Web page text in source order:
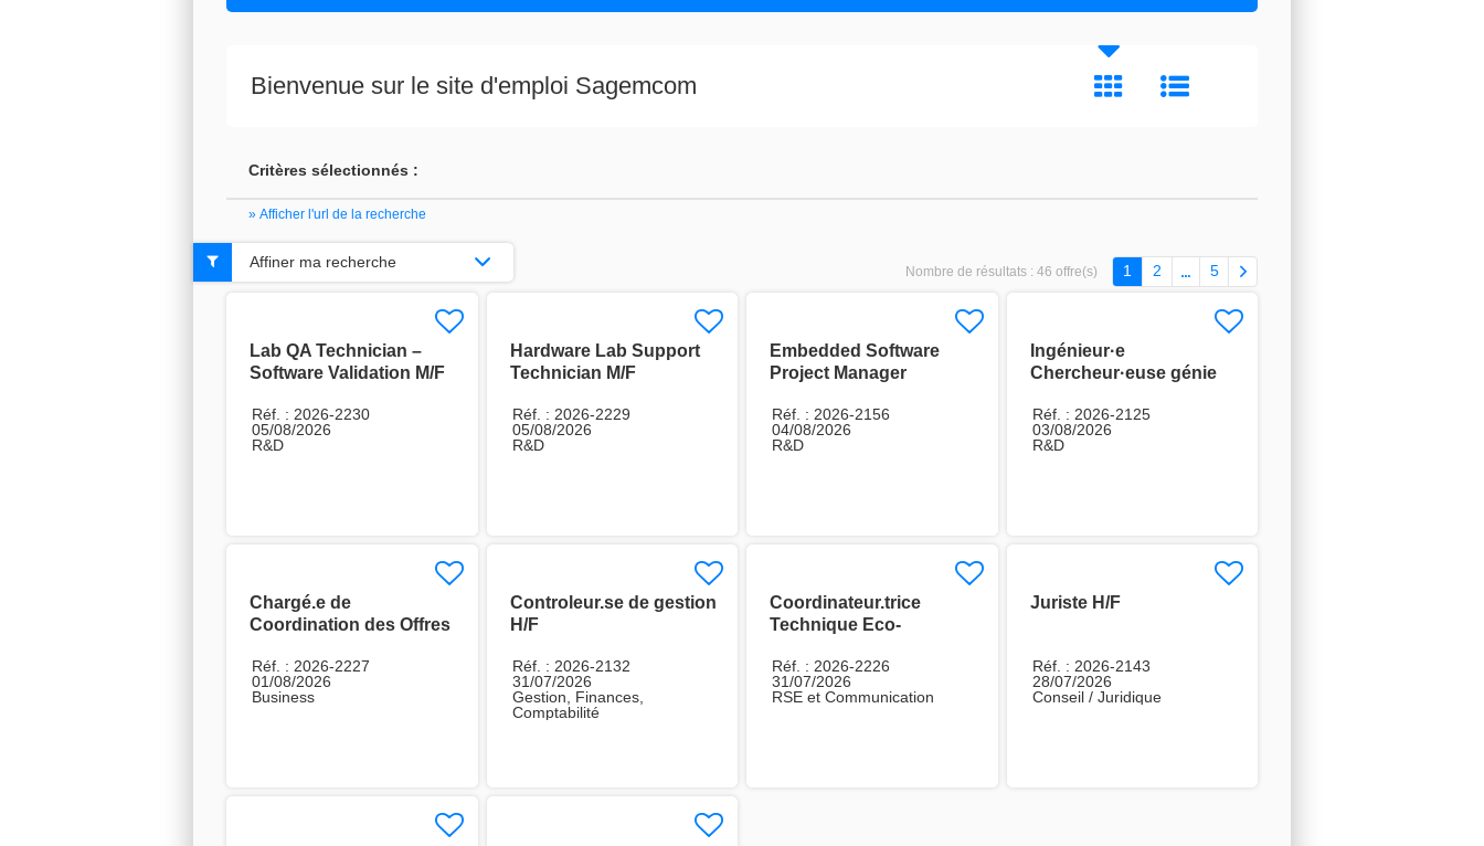
Bienvenue sur le site d'emploi Sagemcom
Critères sélectionnés :
» Afficher l'url de la recherche
Nombre de résultats : 46 offre(s) 1 2 5
Lab QA Technician –
Software Validation M/F
Réf. : 2026-2230
05/08/2026
R&D
Hardware Lab Support
Technician M/F
Réf. : 2026-2229
05/08/2026
R&D
Embedded Software
Project Manager
Réf. : 2026-2156
04/08/2026
R&D
Ingénieur·e
Chercheur·euse génie
Réf. : 2026-2125
03/08/2026
R&D
Chargé.e de
Coordination des Offres
Réf. : 2026-2227
01/08/2026
Business
Controleur.se de gestion
H/F
Réf. : 2026-2132
31/07/2026
Gestion, Finances,
Comptabilité
Coordinateur.trice
Technique Eco-
Réf. : 2026-2226
31/07/2026
RSE et Communication
Juriste H/F
Réf. : 2026-2143
28/07/2026
Conseil / Juridique
Affiner ma recherche